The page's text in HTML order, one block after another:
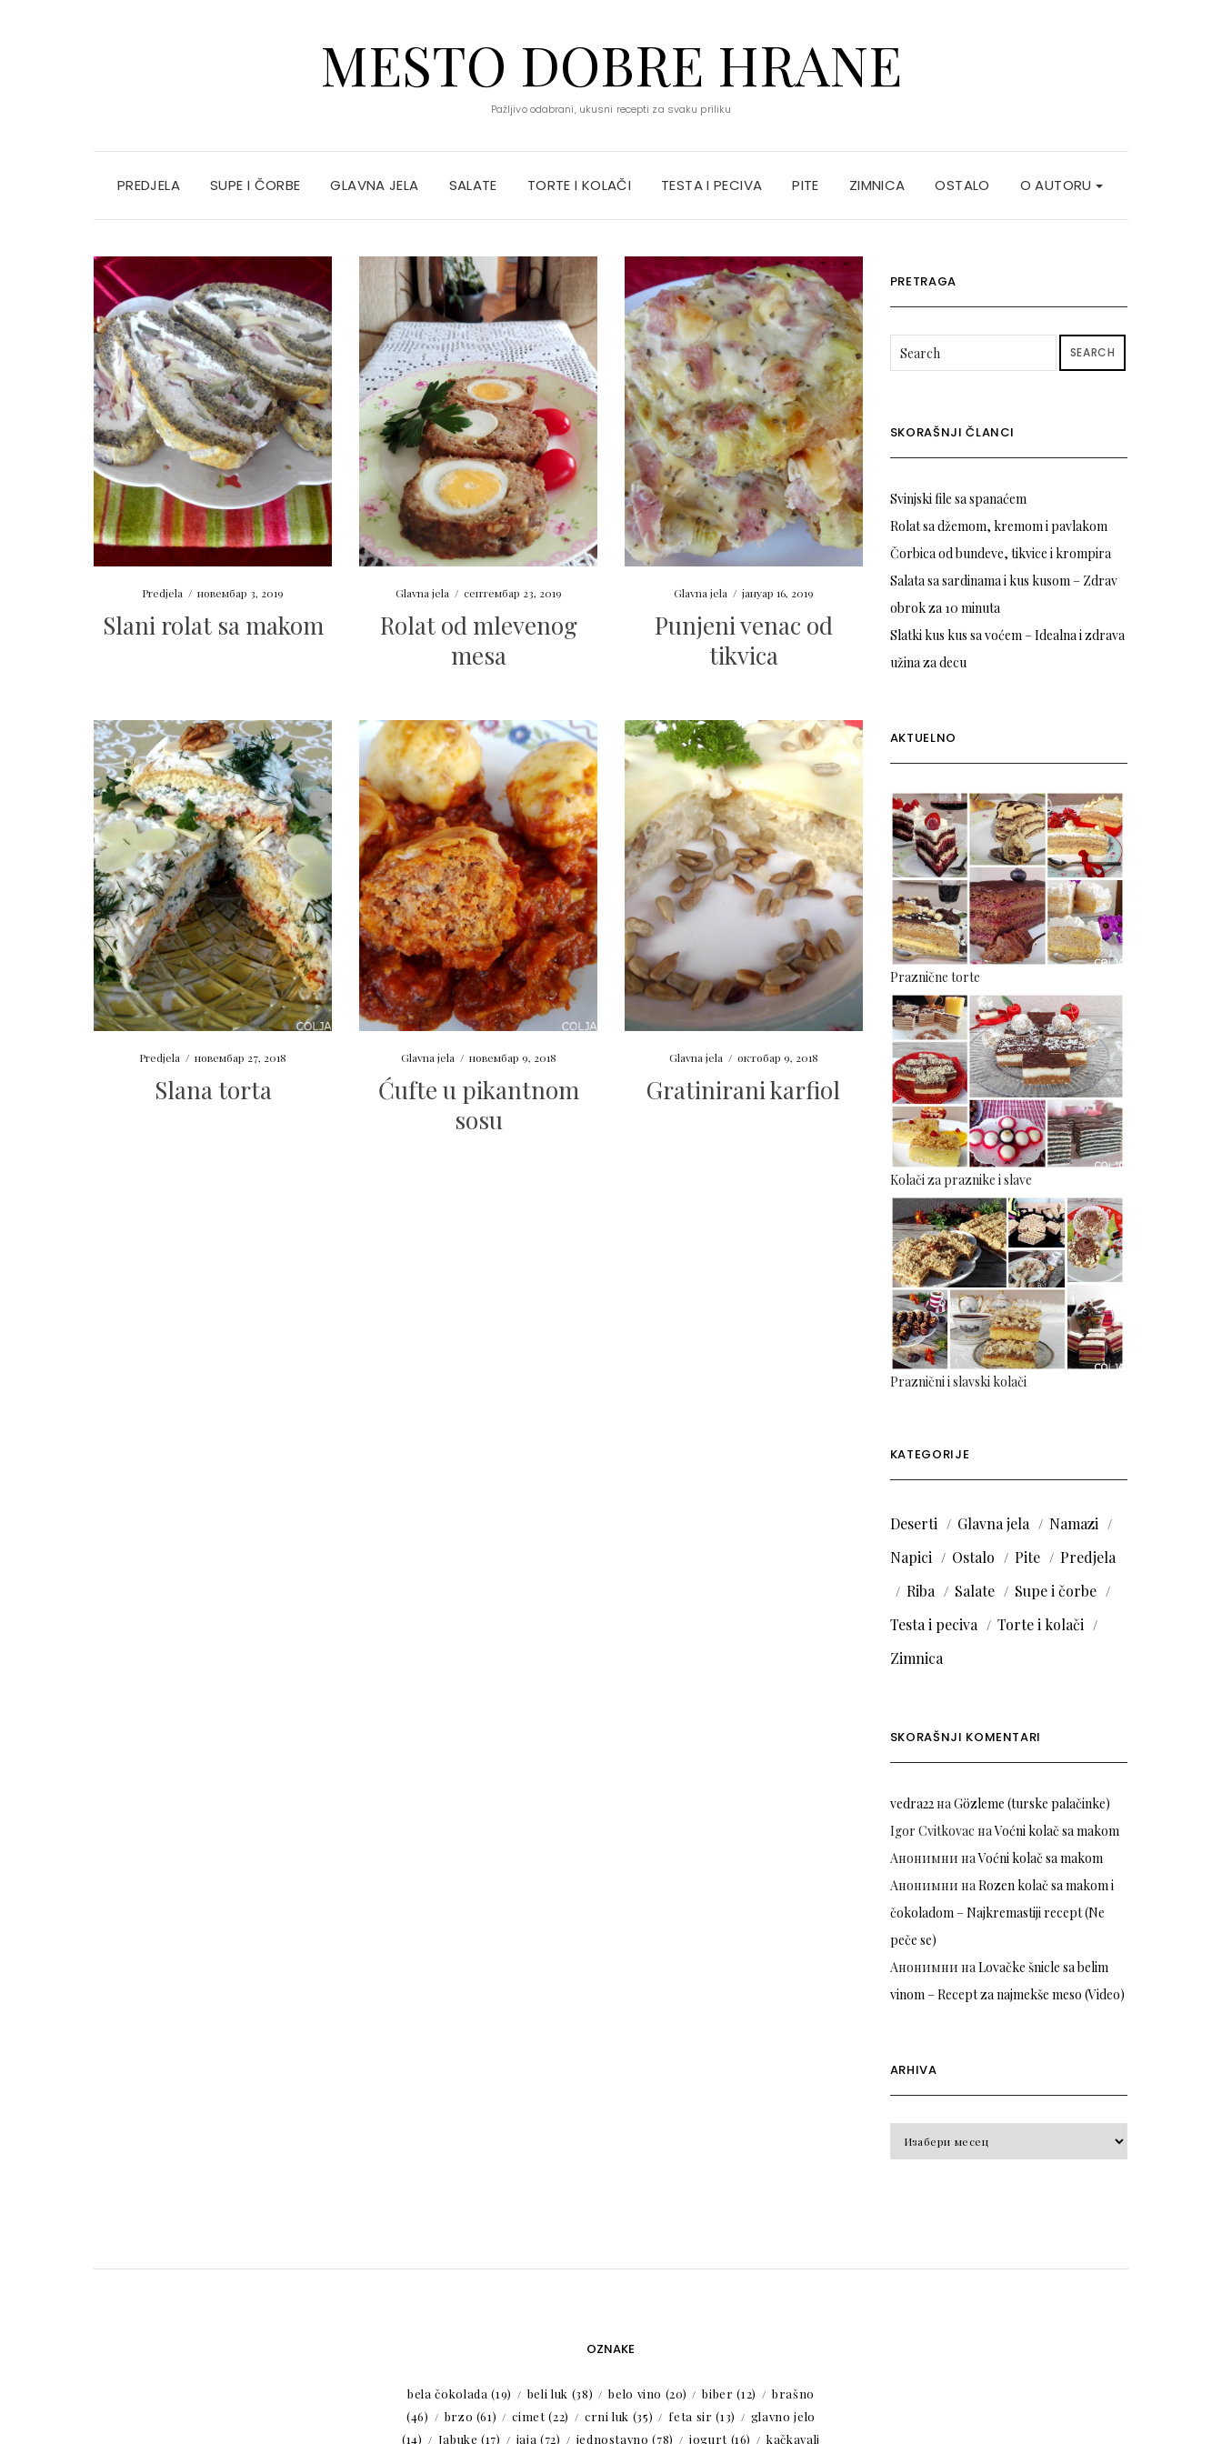
MESTO DOBRE HRANE
Pažljivo odabrani, ukusni recepti za svaku priliku
PREDJELA SUPE I ČORBE GLAVNA JELA SALATE TORTE I KOLAČI TESTA I PECIVA PITE ZIMNICA OSTALO O AUTORU
Predjela / новембар 3, 2019
Slani rolat sa makom
Glavna jela / септембар 23, 2019
Rolat od mlevenog
mesa
Glavna jela / јануар 16, 2019
Punjeni venac od
tikvica
Predjela / новембар 27, 2018
Slana torta
Glavna jela / новембар 9, 2018
Ćufte u pikantnom
sosu
Glavna jela / октобар 9, 2018
Gratinirani karfiol
PRETRAGA
SEARCH
SKORAŠNJI ČLANCI
Svinjski file sa spanaćem
Rolat sa džemom, kremom i pavlakom
Čorbica od bundeve, tikvice i krompira
Salata sa sardinama i kus kusom – Zdrav
obrok za 10 minuta
Slatki kus kus sa voćem – Idealna i zdrava
užina za decu
AKTUELNO
Praznične torte
Kolači za praznike i slave
Praznični i slavski kolači
KATEGORIJE
Deserti Glavna jela
Namazi
Napici
Ostalo Pite
Predjela
Riba
Salate
Supe i čorbe
Testa i peciva
Torte i kolači
Zimnica
SKORAŠNJI KOMENTARI
vedra22наGözleme (turske palačinke)
Igor Cvitkovac наVoćni kolač sa makom
Анонимни наVoćni kolač sa makom
Анонимни наRozen kolač sa makom i
čokoladom – Najkremastiji recept (Ne
peče se)
Анонимни наLovačke šnicle sa belim
vinom – Recept za najmekše meso (Video)
ARHIVA
OZNAKE
bela čokolada (19) beli luk (38) belo vino (20) biber (12)
brašno
(46)
brzo (61) cimet(22) crni luk (35) feta sir (13)
glavno jelo
(14)
Jabuke (17) jaja (72) jednostavno (78) jogurt(16) kačkavalj